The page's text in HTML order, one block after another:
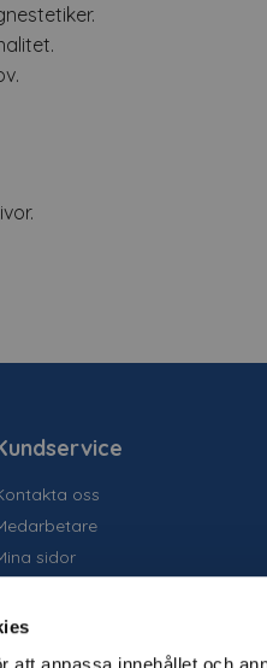
oss
sidor
villkor